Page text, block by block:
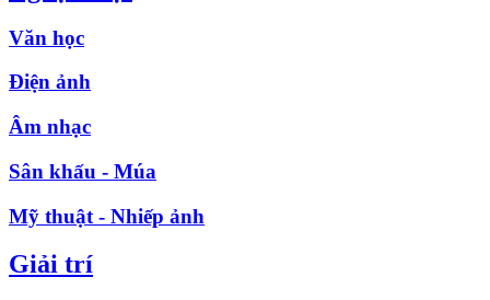
Văn học
Điện ảnh
Âm nhạc
Sân khấu - Múa
Mỹ thuật - Nhiếp ảnh
Giải trí